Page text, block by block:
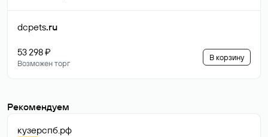
dcpets.ru
53 298 ₽
Возможен торг
В корзину
Рекомендуем
кузерспб.рф